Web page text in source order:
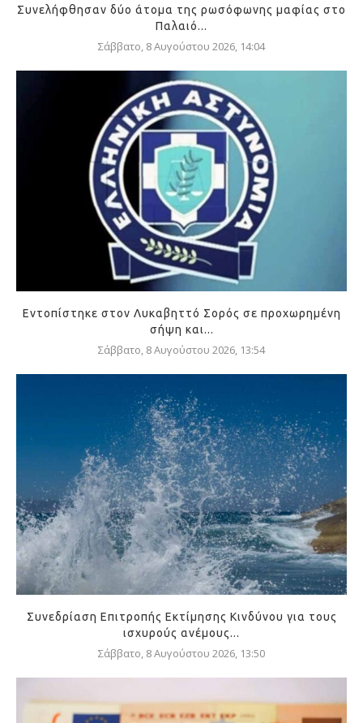
Συνελήφθησαν δύο άτομα της ρωσόφωνης μαφίας στο
Παλαιό...
Σάββατο, 8 Αυγούστου 2026, 14:04
Εντοπίστηκε στον Λυκαβηττό Σορός σε προχωρημένη
σήψη και...
Σάββατο, 8 Αυγούστου 2026, 13:54
Συνεδρίαση Επιτροπής Εκτίμησης Κινδύνου για τους
ισχυρούς ανέμους...
Σάββατο, 8 Αυγούστου 2026, 13:50